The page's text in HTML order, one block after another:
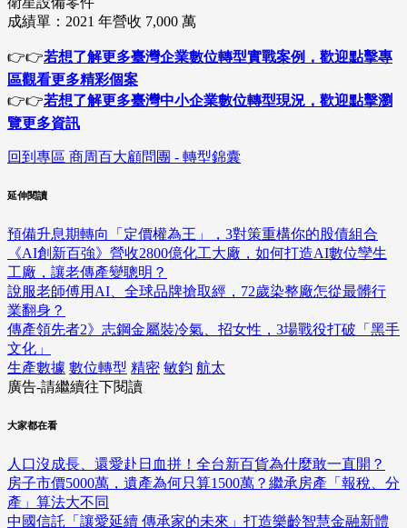
成績單：2021 年營收 7,000 萬
👉👉若想了解更多臺灣企業數位轉型實戰案例，歡迎點擊專
區觀看更多精彩個案
👉👉若想了解更多臺灣中小企業數位轉型現況，歡迎點擊瀏
覽更多資訊
回到專區 商周百大顧問團 - 轉型錦囊
延伸閱讀
預備升息期轉向「定價權為王」，3對策重構你的股債組合
《AI創新百強》營收2800億化工大廠，如何打造AI數位孿生
工廠，讓老傳產變聰明？
說服老師傅用AI、全球品牌搶取經，72歲染整廠怎從最髒行
業翻身？
傳產領先者2》志鋼金屬裝冷氣、招女性，3場戰役打破「黑手
文化」
生產數據 數位轉型 精密 敏鈞 航太
廣告-請繼續往下閱讀
大家都在看
人口沒成長、還愛赴日血拼！全台新百貨為什麼敢一直開？
房子市價5000萬，遺產為何只算1500萬？繼承房產「報稅、分
產」算法大不同
中國信託「讓愛延續 傳承家的未來」打造樂齡智慧金融新體